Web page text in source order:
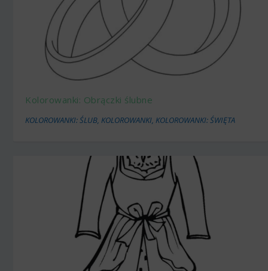
Kolorowanki: Obrączki ślubne
KOLOROWANKI: ŚLUB,KOLOROWANKI,KOLOROWANKI: ŚWIĘTA